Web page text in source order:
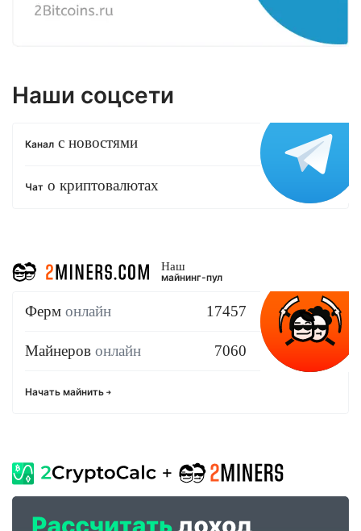
Наши соцсети
Канал с новостями
Чат о криптовалютах
Наш
майнинг-пул
Ферм онлайн 17457
Майнеров онлайн 7060
Начать майнить